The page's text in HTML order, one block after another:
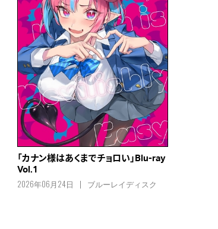
「カナン様はあくまでチョロい」Blu-ray
Vol.1
2026年06月24日 ブルーレイディスク